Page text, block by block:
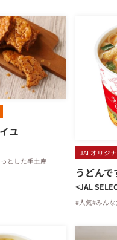
ユ
とした手土産
JALオリジ
うどんで
<JAL
#人気#みんな